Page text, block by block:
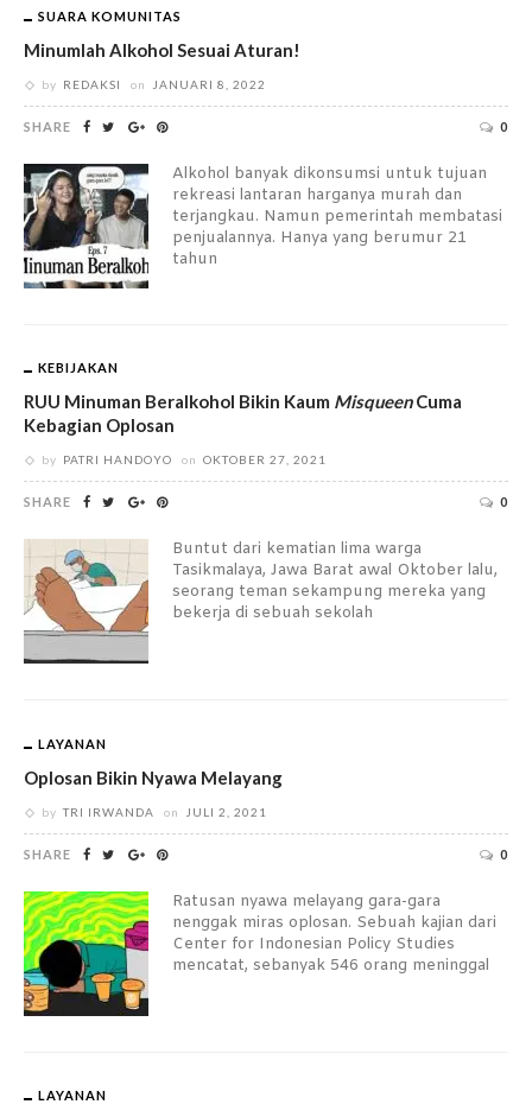
SUARA KOMUNITAS
Minumlah Alkohol Sesuai Aturan!
by REDAKSI on JANUARI 8, 2022
SHARE 0
Alkohol banyak dikonsumsi untuk tujuan
rekreasi lantaran harganya murah dan
terjangkau. Namun pemerintah membatasi
penjualannya. Hanya yang berumur 21
tahun
KEBIJAKAN
RUU Minuman Beralkohol Bikin Kaum MisqueenCuma
Kebagian Oplosan
by PATRI HANDOYO on OKTOBER 27, 2021
SHARE 0
Buntut dari kematian lima warga
Tasikmalaya, Jawa Barat awal Oktober lalu,
seorang teman sekampung mereka yang
bekerja di sebuah sekolah
LAYANAN
Oplosan Bikin Nyawa Melayang
by TRI IRWANDA on JULI 2, 2021
SHARE 0
Ratusan nyawa melayang gara-gara
nenggak miras oplosan. Sebuah kajian dari
Center for Indonesian Policy Studies
mencatat, sebanyak 546 orang meninggal
LAYANAN